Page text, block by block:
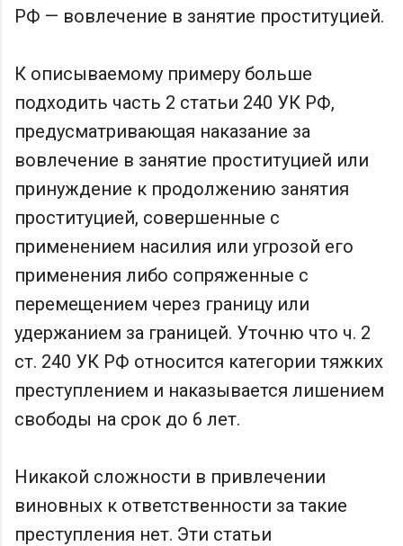
РФ — вовлечение в занятие проституцией.
К описываемому примеру больше
подходить часть 2 статьи 240 УК РФ,
предусматривающая наказание за
вовлечение в занятие проституцией или
принуждение к продолжению занятия
проституцией, совершенные с
применением насилия или угрозой его
применения либо сопряженные с
перемещением через границу или
удержанием за границей. Уточню что ч. 2
ст. 240 УК РФ относится категории тяжких
преступлением и наказывается лишением
свободы на срок до 6 лет.
Никакой сложности в привлечении
виновных к ответственности за такие
преступления нет. Эти статьи